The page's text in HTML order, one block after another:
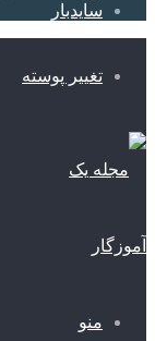
سایدبار
تغییر پوسته
منو